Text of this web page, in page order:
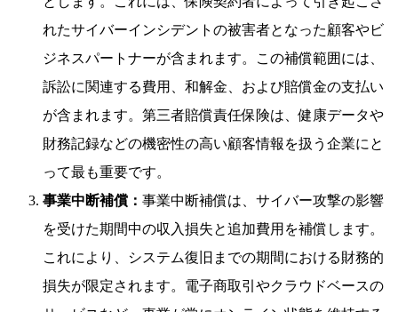
れたサイバーインシデントの被害者となった顧客やビ
ジネスパートナーが含まれます。この補償範囲には、
訴訟に関連する費用、和解金、および賠償金の支払い
が含まれます。第三者賠償責任保険は、健康データや
財務記録などの機密性の高い顧客情報を扱う企業にと
って最も重要です。
事業中断補償： 事業中断補償は、サイバー攻撃の影響
を受けた期間中の収入損失と追加費用を補償します。
これにより、システム復旧までの期間における財務的
損失が限定されます。電子商取引やクラウドベースの